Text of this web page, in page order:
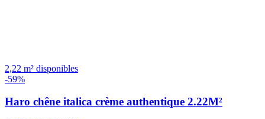
2,22 m² disponibles
-59%
Haro chêne italica crème authentique 2.22M²